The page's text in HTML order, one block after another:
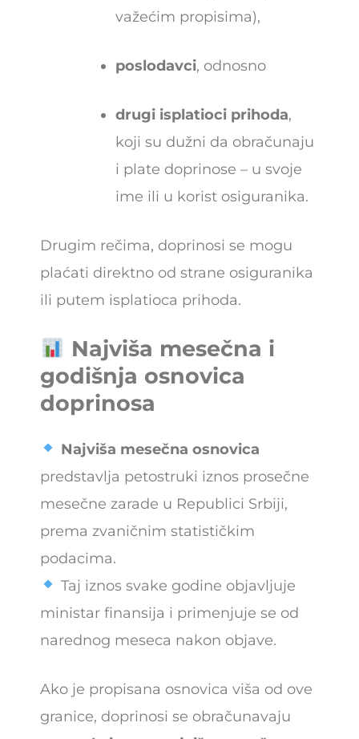
važećim propisima),
poslodavci, odnosno
drugi isplatioci prihoda,
koji su dužni da obračunaju
i plate doprinose – u svoje
ime ili u korist osiguranika.
Drugim rečima, doprinosi se mogu
plaćati direktno od strane osiguranika
ili putem isplatioca prihoda.
Najviša mesečna i
godišnja osnovica
doprinosa
Najviša mesečna osnovica
predstavlja petostruki iznos prosečne
mesečne zarade u Republici Srbiji,
prema zvaničnim statističkim
podacima.
Taj iznos svake godine objavljuje
ministar finansija i primenjuje se od
narednog meseca nakon objave.
Ako je propisana osnovica viša od ove
granice, doprinosi se obračunavaju